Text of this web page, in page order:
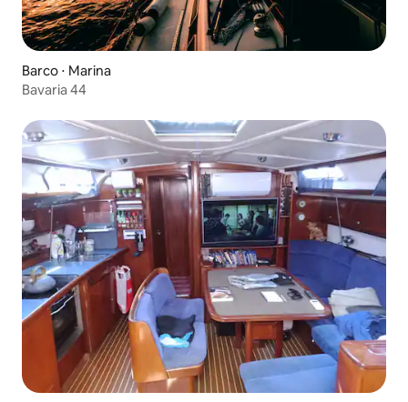
Barco ⋅ Marina
Bavaria 44